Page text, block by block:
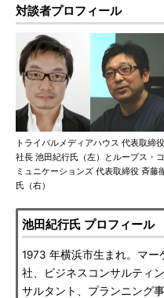
対談者プロフィール
トライバルメディアハウス 代表取締役
社長 池田紀行氏（左）とループス・コ
ミュニケーションズ 代表取締役 斉藤
氏（右）
池田紀行氏 プロフィール
1973 年横浜市生まれ。マ
社、ビジネスコンサルティ
サルタント、プランニング